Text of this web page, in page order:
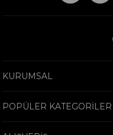
KURUMSAL
POPÜLER KATEGORİLER